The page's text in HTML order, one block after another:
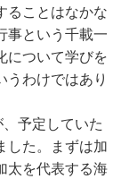
ることはなかな
事という千載一
について学びを
わけではあり
予定していた
した。まずは加
太を代表する海